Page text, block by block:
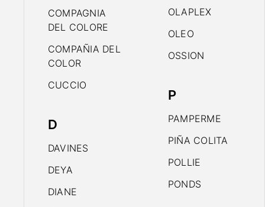
COMPAGNIA
DEL COLORE
COMPAÑIA DEL
COLOR
CUCCIO
D
DAVINES
DEYA
DIANE
OLAPLEX
OLEO
OSSION
P
PAMPERME
PIÑA COLITA
POLLIE
PONDS